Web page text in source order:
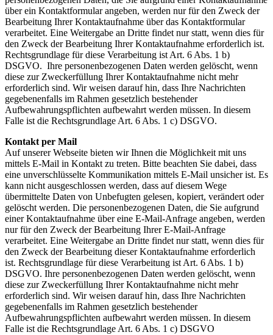
über ein Kontaktformular angeben, werden nur für den Zweck der
Bearbeitung Ihrer Kontaktaufnahme über das Kontaktformular
verarbeitet. Eine Weitergabe an Dritte findet nur statt, wenn dies für
den Zweck der Bearbeitung Ihrer Kontaktaufnahme erforderlich ist.
Rechtsgrundlage für diese Verarbeitung ist Art. 6 Abs. 1 b)
DSGVO. Ihre personenbezogenen Daten werden gelöscht, wenn
diese zur Zweckerfüllung Ihrer Kontaktaufnahme nicht mehr
erforderlich sind. Wir weisen darauf hin, dass Ihre Nachrichten
gegebenenfalls im Rahmen gesetzlich bestehender
Aufbewahrungspflichten aufbewahrt werden müssen. In diesem
Falle ist die Rechtsgrundlage Art. 6 Abs. 1 c) DSGVO.
Kontakt per Mail
Auf unserer Webseite bieten wir Ihnen die Möglichkeit mit uns
mittels E-Mail in Kontakt zu treten. Bitte beachten Sie dabei, dass
eine unverschlüsselte Kommunikation mittels E-Mail unsicher ist. Es
kann nicht ausgeschlossen werden, dass auf diesem Wege
übermittelte Daten von Unbefugten gelesen, kopiert, verändert oder
gelöscht werden. Die personenbezogenen Daten, die Sie aufgrund
einer Kontaktaufnahme über eine E-Mail-Anfrage angeben, werden
nur für den Zweck der Bearbeitung Ihrer E-Mail-Anfrage
verarbeitet. Eine Weitergabe an Dritte findet nur statt, wenn dies für
den Zweck der Bearbeitung dieser Kontaktaufnahme erforderlich
ist. Rechtsgrundlage für diese Verarbeitung ist Art. 6 Abs. 1 b)
DSGVO. Ihre personenbezogenen Daten werden gelöscht, wenn
diese zur Zweckerfüllung Ihrer Kontaktaufnahme nicht mehr
erforderlich sind. Wir weisen darauf hin, dass Ihre Nachrichten
gegebenenfalls im Rahmen gesetzlich bestehender
Aufbewahrungspflichten aufbewahrt werden müssen. In diesem
Falle ist die Rechtsgrundlage Art. 6 Abs. 1 c) DSGVO